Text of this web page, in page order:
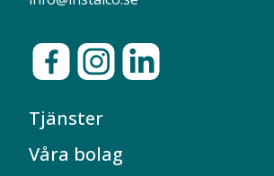
Tjänster
Våra bolag